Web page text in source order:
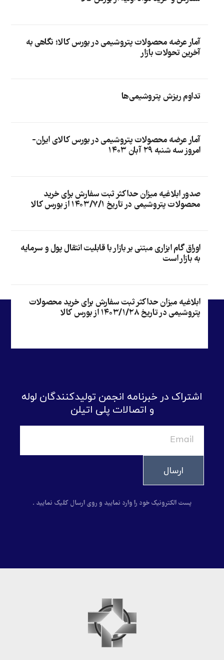
آمار عرضه محصولات پتروشیمی در بورس کالا؛ نگاهی به
آخرین تحولات بازار
تداوم ریزش پتروشیمی‌ها
آمار عرضه محصولات پتروشیمی در بورس کالای ایران-
امروز سه شنبه ۲۹ آبان ۱۴۰۳
صدور ابلاغیه میزان حداکثر ثبت سفارش برای خرید
محصولات پتروشیمی در تاریخ ۱۴۰۳/۷/۱ از بورس کالا
اوراق گام ابزاری مبتنی بر بازار با قابلیت انتقال پول و سرمایه
به بازار است
ابلاغیه میزان حداکثر ثبت سفارش برای خرید محصولات
پتروشیمی در تاریخ ۱۴۰۳/۱/۲۸ از بورس کالا
اشتراک در خبرنامه انجمن تولیدکنندگان لوله
و اتصالات پلی اتیلن
ارسال
پست الکترونیک خود را وارد نمایید و روی ارسال کلیک نمایید .